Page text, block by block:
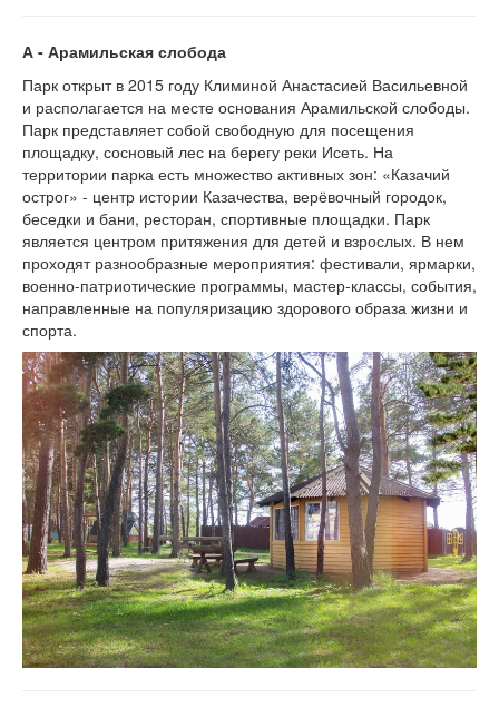
А - Арамильская слобода
Парк открыт в 2015 году Климиной Анастасией Васильевной
и располагается на месте основания Арамильской слободы.
Парк представляет собой свободную для посещения
площадку, сосновый лес на берегу реки Исеть. На
территории парка есть множество активных зон: «Казачий
острог» - центр истории Казачества, верёвочный городок,
беседки и бани, ресторан, спортивные площадки. Парк
является центром притяжения для детей и взрослых. В нем
проходят разнообразные мероприятия: фестивали, ярмарки,
военно-патриотические программы, мастер-классы, события,
направленные на популяризацию здорового образа жизни и
спорта.